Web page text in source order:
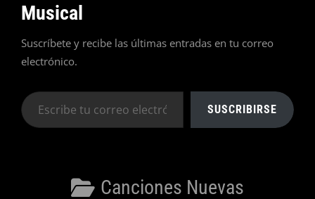
Musical
Suscríbete y recibe las últimas entradas en tu correo
electrónico.
Escribe
tu
SUSCRIBIRSE
Categorías
Canciones Nuevas